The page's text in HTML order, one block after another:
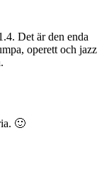
Det är den enda
operett och jazz
🙂